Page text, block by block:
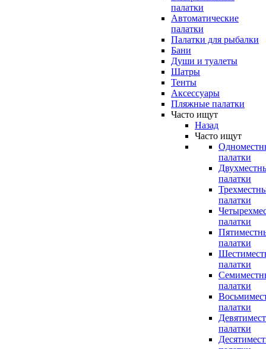
палатки
Автоматические
палатки
Палатки для рыбалки
Бани
Души и туалеты
Шатры
Тенты
Аксессуары
Пляжные палатки
Часто ищут
Назад
Часто ищут
палатки
палатки
палатки
палатки
палатки
палатки
палатки
палатки
палатки